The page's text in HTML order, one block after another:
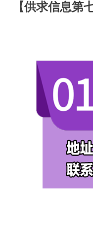
【供求信息